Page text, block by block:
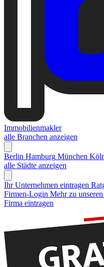
Immobilienmakler
alle Branchen anzeigen
Berlin Hamburg München
alle Städte anzeigen
Ihr Unternehmen eintragen
Firmen-Login Mehr zu
Firma eintragen